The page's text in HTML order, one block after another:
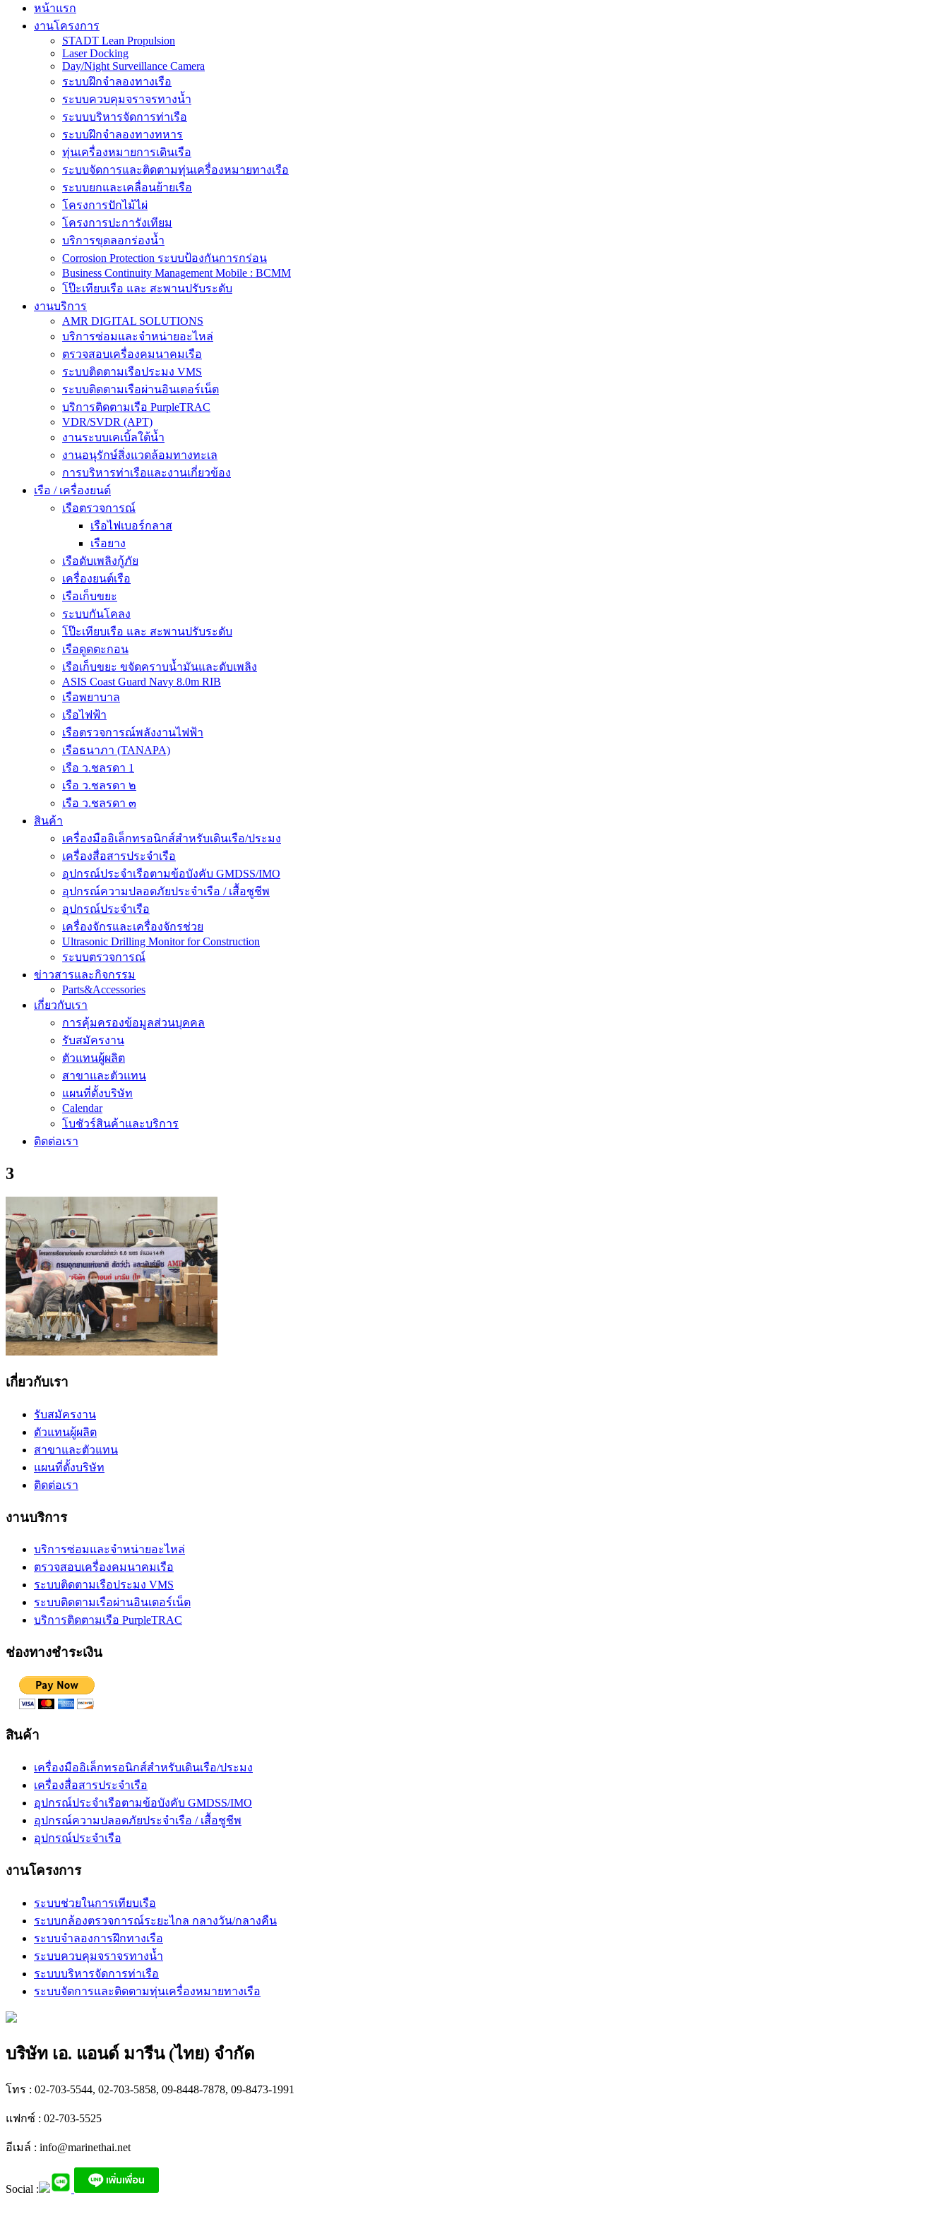
หน้าแรก
งานโครงการ
STADT Lean Propulsion
Laser Docking
Day/Night Surveillance Camera
ระบบฝึกจำลองทางเรือ
ระบบควบคุมจราจรทางน้ำ
ระบบบริหารจัดการท่าเรือ
ระบบฝึกจำลองทางทหาร
ทุ่นเครื่องหมายการเดินเรือ
ระบบจัดการและติดตามทุ่นเครื่องหมายทางเรือ
ระบบยกและเคลื่อนย้ายเรือ
โครงการปักไม้ไผ่
โครงการปะการังเทียม
บริการขุดลอกร่องน้ำ
Corrosion Protection ระบบป้องกันการกร่อน
Business Continuity Management Mobile : BCMM
โป๊ะเทียบเรือ และ สะพานปรับระดับ
งานบริการ
AMR DIGITAL SOLUTIONS
บริการซ่อมและจำหน่ายอะไหล่
ตรวจสอบเครื่องคมนาคมเรือ
ระบบติดตามเรือประมง VMS
ระบบติดตามเรือผ่านอินเตอร์เน็ต
บริการติดตามเรือ PurpleTRAC
VDR/SVDR (APT)
งานระบบเคเบิ้ลใต้น้ำ
งานอนุรักษ์สิ่งแวดล้อมทางทะเล
การบริหารท่าเรือและงานเกี่ยวข้อง
เรือ / เครื่องยนต์
เรือตรวจการณ์
เรือไฟเบอร์กลาส
เรือยาง
เรือดับเพลิงกู้ภัย
เครื่องยนต์เรือ
เรือเก็บขยะ
ระบบกันโคลง
โป๊ะเทียบเรือ และ สะพานปรับระดับ
เรือดูดตะกอน
เรือเก็บขยะ ขจัดคราบน้ำมันและดับเพลิง
ASIS Coast Guard Navy 8.0m RIB
เรือพยาบาล
เรือไฟฟ้า
เรือตรวจการณ์พลังงานไฟฟ้า
เรือธนาภา (TANAPA)
เรือ ว.ชลรดา 1
เรือ ว.ชลรดา ๒
เรือ ว.ชลรดา ๓
สินค้า
เครื่องมืออิเล็กทรอนิกส์สำหรับเดินเรือ/ประมง
เครื่องสื่อสารประจำเรือ
อุปกรณ์ประจำเรือตามข้อบังคับ GMDSS/IMO
อุปกรณ์ความปลอดภัยประจำเรือ / เสื้อชูชีพ
อุปกรณ์ประจำเรือ
เครื่องจักรและเครื่องจักรช่วย
Ultrasonic Drilling Monitor for Construction
ระบบตรวจการณ์
ข่าวสารและกิจกรรม
Parts&Accessories
เกี่ยวกับเรา
การคุ้มครองข้อมูลส่วนบุคคล
รับสมัครงาน
ตัวแทนผู้ผลิต
สาขาและตัวแทน
แผนที่ตั้งบริษัท
Calendar
โบชัวร์สินค้าและบริการ
ติดต่อเรา
3
เกี่ยวกับเรา
รับสมัครงาน
ตัวแทนผู้ผลิต
สาขาและตัวแทน
แผนที่ตั้งบริษัท
ติดต่อเรา
งานบริการ
บริการซ่อมและจำหน่ายอะไหล่
ตรวจสอบเครื่องคมนาคมเรือ
ระบบติดตามเรือประมง VMS
ระบบติดตามเรือผ่านอินเตอร์เน็ต
บริการติดตามเรือ PurpleTRAC
ช่องทางชำระเงิน
สินค้า
เครื่องมืออิเล็กทรอนิกส์สำหรับเดินเรือ/ประมง
เครื่องสื่อสารประจำเรือ
อุปกรณ์ประจำเรือตามข้อบังคับ GMDSS/IMO
อุปกรณ์ความปลอดภัยประจำเรือ / เสื้อชูชีพ
อุปกรณ์ประจำเรือ
งานโครงการ
ระบบช่วยในการเทียบเรือ
ระบบกล้องตรวจการณ์ระยะไกล กลางวัน/กลางคืน
ระบบจำลองการฝึกทางเรือ
ระบบควบคุมจราจรทางน้ำ
ระบบบริหารจัดการท่าเรือ
ระบบจัดการและติดตามทุ่นเครื่องหมายทางเรือ
บริษัท เอ. แอนด์ มารีน (ไทย) จำกัด
โทร : 02-703-5544, 02-703-5858, 09-8448-7878, 09-8473-1991
แฟกซ์ : 02-703-5525
อีเมล์ : info@marinethai.net
Social :